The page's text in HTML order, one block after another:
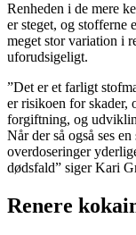
Renheden i de mere
er steget, og stofferne
meget stor variation i
uforudsigeligt.
”Det er et farligt
er risikoen for skader,
forgiftning, og
Når der så også ses
overdoseringer
dødsfald” siger Kari
Renere